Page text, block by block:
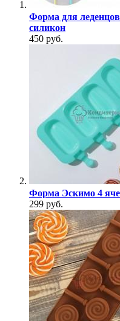
Форма для
силикон
450 руб.
Форма Эскимо 4
299 руб.